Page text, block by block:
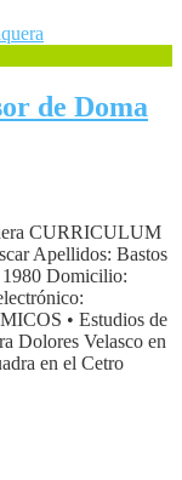
de Doma
CURRICULUM
Apellidos: Bastos
1980 Domicilio:
• Estudios de
Dolores Velasco en
en el Cetro